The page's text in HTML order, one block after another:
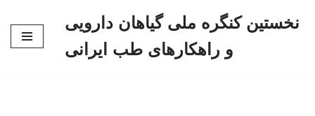
نخستین کنگره ملی گیاهان دارویی
و راهکارهای طب ایرانی